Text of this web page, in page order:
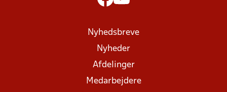
Nyhedsbreve
Nyheder
Afdelinger
Medarbejdere